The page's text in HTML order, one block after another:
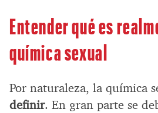
Entender qué es
química sexual
Por naturaleza, la química
definir. En gran parte se